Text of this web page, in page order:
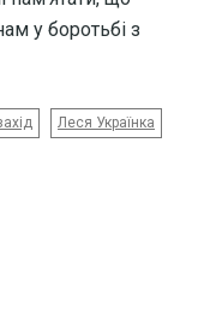
у боротьбі з
Леся Українка